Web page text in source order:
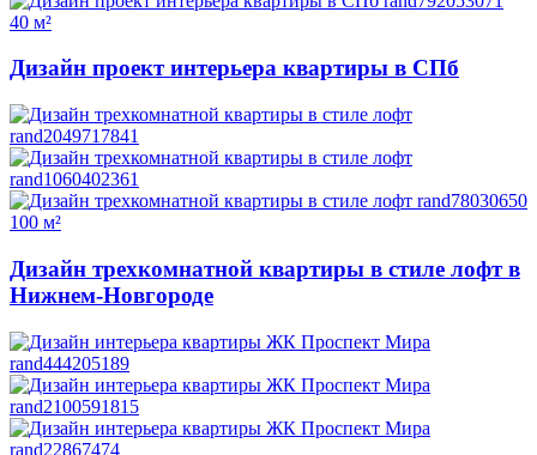
40 м²
Дизайн проект интерьера квартиры в СПб
100 м²
Дизайн трехкомнатной квартиры в стиле лофт в
Нижнем-Новгороде